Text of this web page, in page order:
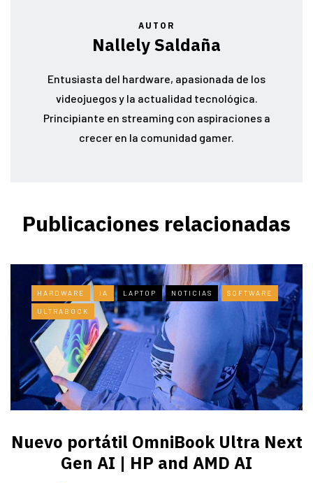
AUTOR
Nallely Saldaña
Entusiasta del hardware, apasionada de los
videojuegos y la actualidad tecnológica.
Principiante en streaming con aspiraciones a
crecer en la comunidad gamer.
Publicaciones relacionadas
HARDWARE IA LAPTOP NOTICIAS SOFTWARE
ULTRABOOK
Nuevo portátil OmniBook Ultra ​Next
Gen AI | HP and AMD AI